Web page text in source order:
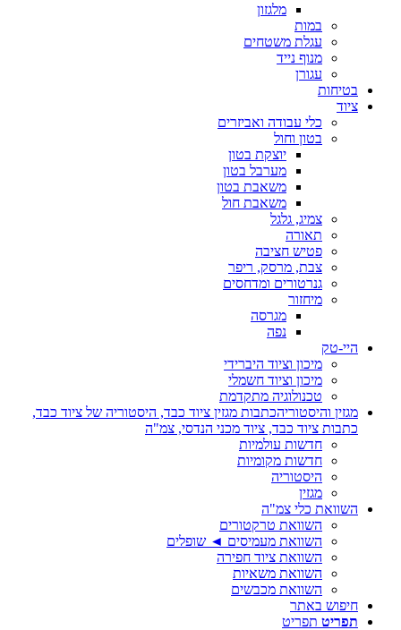
מלגזון
במות
עגלת משטחים
מנוף נייד
עגורן
בטיחות
ציוד
כלי עבודה ואביזרים
בטון וחול
יוצקת בטון
מערבל בטון
משאבת בטון
משאבת חול
צמיג, גלגל
תאורה
פטיש חציבה
צבת, מרסק, ריפר
גנרטורים ומדחסים
מיחזור
מגרסה
נפה
היי-טק
מיכון וציוד היברידי
מיכון וציוד חשמלי
טכנולוגיה מתקדמת
מגזין והיסטוריהכתבות מגזין ציוד כבד, היסטוריה של ציוד כבד,
כתבות ציוד כבד, ציוד מכני הנדסי, צמ"ה
חדשות עולמיות
חדשות מקומיות
היסטוריה
מגזין
השוואת כלי צמ"ה
השוואת טרקטורים
השוואת מעמיסים ◄ שופלים
השוואת ציוד חפירה
השוואת משאיות
השוואת מכבשים
חיפוש באתר
תפריט תפריט